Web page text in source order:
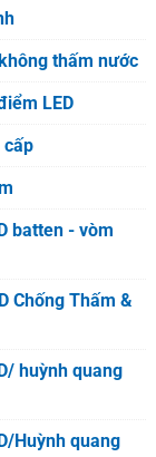
thấm nước
LED
cấp
batten - vòm
Chống Thấm &
huỳnh quang
Huỳnh quang